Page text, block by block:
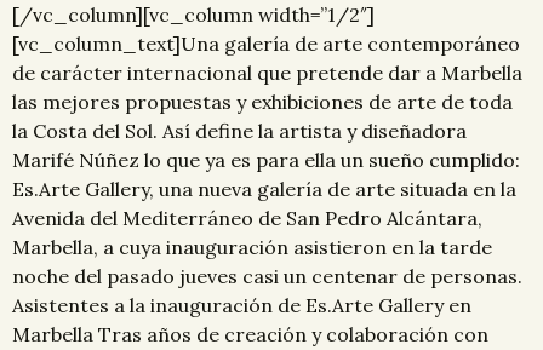
[/vc_column][vc_column width=”1/2″]
[vc_column_text]Una galería de arte contemporáneo
de carácter internacional que pretende dar a Marbella
las mejores propuestas y exhibiciones de arte de toda
la Costa del Sol. Así define la artista y diseñadora
Marifé Núñez lo que ya es para ella un sueño cumplido:
Es.Arte Gallery, una nueva galería de arte situada en la
Avenida del Mediterráneo de San Pedro Alcántara,
Marbella, a cuya inauguración asistieron en la tarde
noche del pasado jueves casi un centenar de personas.
Asistentes a la inauguración de Es.Arte Gallery en
Marbella Tras años de creación y colaboración con